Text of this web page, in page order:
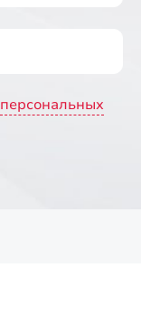
персональных